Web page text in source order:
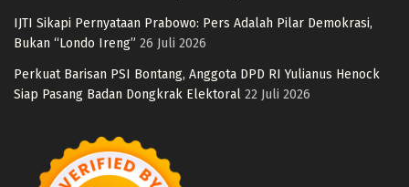
IJTI Sikapi Pernyataan Prabowo: Pers Adalah Pilar Demokrasi,
Bukan “Londo Ireng” 26 Juli 2026
Perkuat Barisan PSI Bontang, Anggota DPD RI Yulianus Henock
Siap Pasang Badan Dongkrak Elektoral 22 Juli 2026